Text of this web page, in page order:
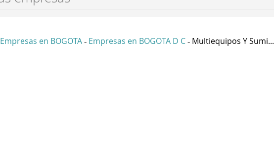
Empresas en BOGOTA - Empresas en BOGOTA D C - Multiequipos Y Sumi...